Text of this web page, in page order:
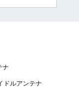
ナ
ドルアンテナ